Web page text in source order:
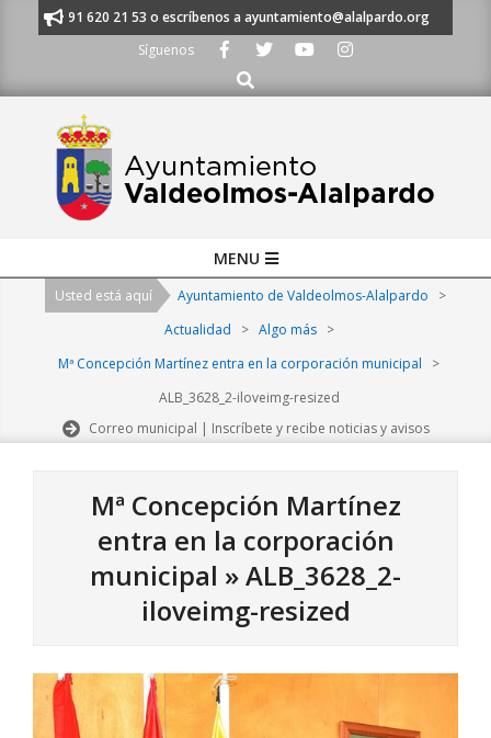
al 91 620 21 53 o escríbenos a ayuntamiento@alalpardo.org
Síguenos
Buscar
Navigation
MENU
Usted está aquí Ayuntamiento de Valdeolmos-Alalpardo
>
Actualidad
> Algo más
>
Mª Concepción Martínez entra en la corporación municipal
>
ALB_3628_2-iloveimg-resized
Correo municipal | Inscríbete y recibe noticias y avisos
Mª Concepción Martínez
entra en la corporación
municipal »ALB_3628_2-
iloveimg-resized